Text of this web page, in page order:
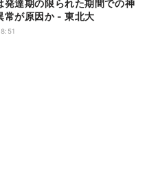
発達期の限られた期間での神
常が原因か - 東北大